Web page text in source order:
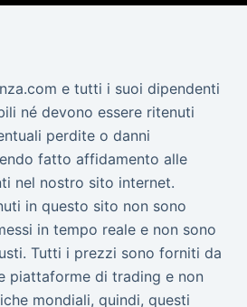
e tutti i suoi dipendenti
né devono essere ritenuti
perdite o danni
fatto affidamento alle
nel nostro sito internet.
in questo sito non sono
in tempo reale e non sono
Tutti i prezzi sono forniti da
piattaforme di trading e non
mondiali, quindi, questi